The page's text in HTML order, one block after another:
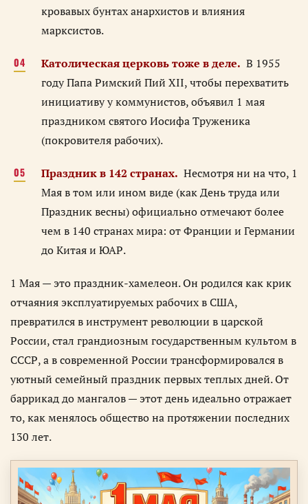
кровавых бунтах анархистов и влияния
марксистов.
Католическая церковь тоже в деле. В 1955
году Папа Римский Пий XII, чтобы перехватить
инициативу у коммунистов, объявил 1 мая
праздником святого Иосифа Труженика
(покровителя рабочих).
Праздник в 142 странах. Несмотря ни на что, 1
Мая в том или ином виде (как День труда или
Праздник весны) официально отмечают более
чем в 140 странах мира: от Франции и Германии
до Китая и ЮАР.
1 Мая — это праздник-хамелеон. Он родился как крик
отчаяния эксплуатируемых рабочих в США,
превратился в инструмент революции в царской
России, стал грандиозным государственным культом в
СССР, а в современной России трансформировался в
уютный семейный праздник первых теплых дней. От
баррикад до мангалов — этот день идеально отражает
то, как менялось общество на протяжении последних
130 лет.